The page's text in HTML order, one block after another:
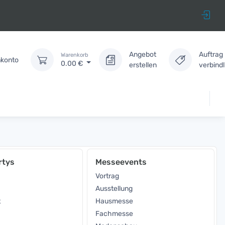
Warenkorb
0.00 €
Angebot
erstellen
Auftrag
Messeevents
Vortrag
Ausstellung
Hausmesse
Fachmesse